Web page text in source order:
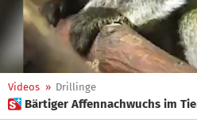
Videos » Drillinge
 Bärtiger Affennachwuchs im